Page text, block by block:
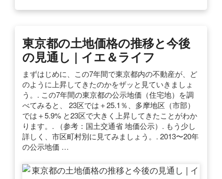
東京都の土地価格の推移と今後
の見通し | イエ＆ライフ
まずはじめに、この7年間で東京都内の不動産が、ど
のように上昇してきたのかをザッと見ていきましょ
う。. この7年間の東京都の公示地価（住宅地）を調
べてみると、 23区では＋25.1％、多摩地区（市部）
では＋5.9% と23区で大きく上昇してきたことがわか
ります。. （参考：国土交通省 地価公示）. もう少し
詳しく、市区町村別に見てみましょう。. 2013〜20年
の公示地価 …